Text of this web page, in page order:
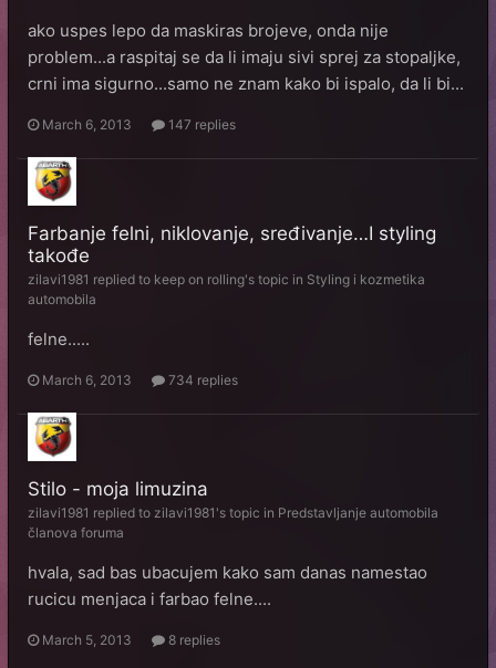
ako uspes lepo da maskiras brojeve, onda nije
problem...a raspitaj se da li imaju sivi sprej za stopaljke,
crni ima sigurno...samo ne znam kako bi ispalo, da li bi...
March 6, 2013 147 replies
Farbanje felni, niklovanje, sređivanje…I styling
takođe
zilavi1981 replied to keep on rolling's topic in Styling i kozmetika
automobila
felne.....
March 6, 2013 734 replies
Stilo - moja limuzina
zilavi1981 replied to zilavi1981 's topic in Predstavljanje automobila
članova foruma
hvala, sad bas ubacujem kako sam danas namestao
rucicu menjaca i farbao felne....
March 5, 2013 8 replies